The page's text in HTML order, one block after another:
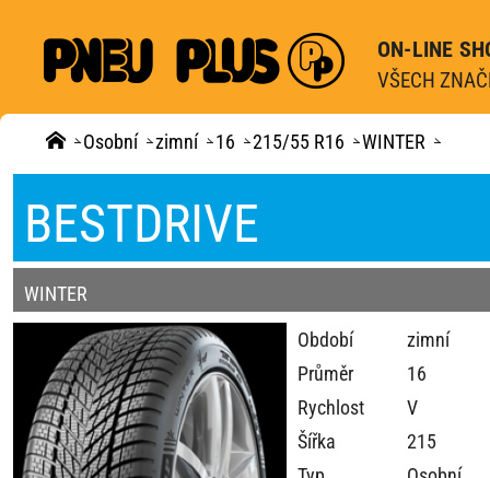
ON-LINE
VŠECH
Osobní zimní 16 215/55 R16 WINTER
BESTDRIVE
WINTER
Období
zimní
Průměr
16
Rychlost
V
Šířka
215